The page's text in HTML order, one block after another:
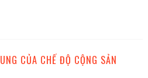
CỦA CHẾ ĐỘ CỘNG SẢN